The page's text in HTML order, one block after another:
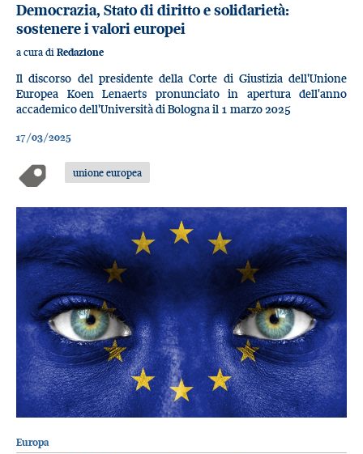
Democrazia, Stato di diritto e solidarietà:
sostenere i valori europei
a cura di Redazione
Il discorso del presidente della Corte di Giustizia dell'Unione
Europea Koen Lenaerts pronunciato in apertura dell'anno
accademico dell'Università di Bologna il 1 marzo 2025
17/03/2025
unione europea
Europa